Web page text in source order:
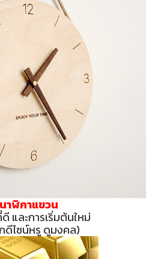
าฬิกาแขวน
และการเริ่มต้นใหม่
ดีไซน์หรู ดูมงคล)